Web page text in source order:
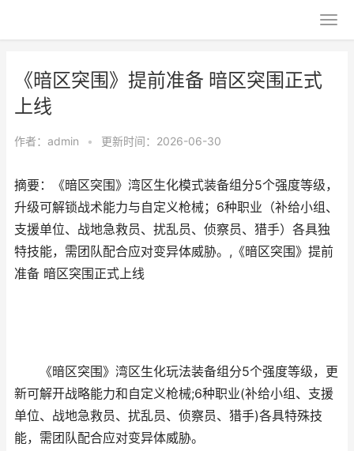
《暗区突围》提前准备 暗区突围正式
上线
作者： admin • 更新时间：2026-06-30
摘要：《暗区突围》湾区生化模式装备组分5个强度等级，
升级可解锁战术能力与自定义枪械；6种职业（补给小组、
支援单位、战地急救员、扰乱员、侦察员、猎手）各具独
特技能，需团队配合应对变异体威胁。,《暗区突围》提前
准备 暗区突围正式上线
《暗区突围》湾区生化玩法装备组分5个强度等级，更
新可解开战略能力和自定义枪械;6种职业(补给小组、支援
单位、战地急救员、扰乱员、侦察员、猎手)各具特殊技
能，需团队配合应对变异体威胁。